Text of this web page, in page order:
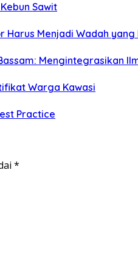
Sawit
Harus Menjadi Wadah
Mengintegrasikan
Warga Kawasi
Practice
*